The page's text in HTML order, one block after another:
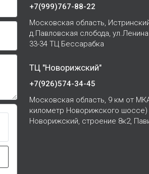
+7(999)767-88-22
Московская область,
д.Павловская слобода,
33-34 ТЦ Бессарабка
ТЦ "Новорижский"
+7(926)574-34-45
Московская область, 9 км от
километр Новорижского
Новорижский, строение 8к2,